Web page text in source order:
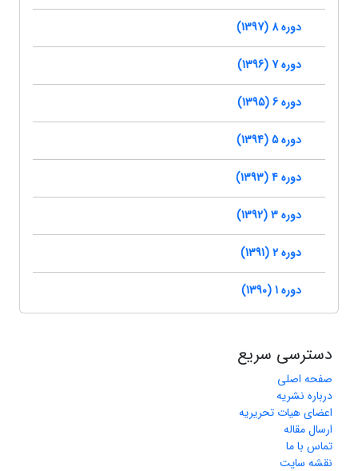
دوره 8 (1397)
دوره 7 (1396)
دوره 6 (1395)
دوره 5 (1394)
دوره 4 (1393)
دوره 3 (1392)
دوره 2 (1391)
دوره 1 (1390)
دسترسی سریع
صفحه اصلی
درباره نشریه
اعضای هیات تحریریه
ارسال مقاله
تماس با ما
نقشه سایت